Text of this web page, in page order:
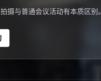
摄与普通会议活动有本质区别。